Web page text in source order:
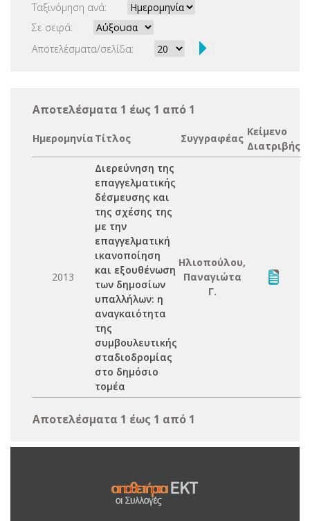
Ταξινόμηση ανά:
Σε σειρά:
Αποτελέσματα/σελίδα:
Αποτελέσματα 1 έως 1 από 1
Ημερομηνία Τίτλος Συγγραφέας
Κείμενο
Διατριβής
2013
Διερεύνηση της
επαγγελματικής
δέσμευσης και
της σχέσης της
με την
επαγγελματική
ικανοποίηση
και εξουθένωση
των δημοσίων
υπαλλήλων: η
αναγκαιότητα
της
συμβουλευτικής
σταδιοδρομίας
στο δημόσιο
τομέα
Ηλιοπούλου,
Παναγιώτα
Γ.
Αποτελέσματα 1 έως 1 από 1